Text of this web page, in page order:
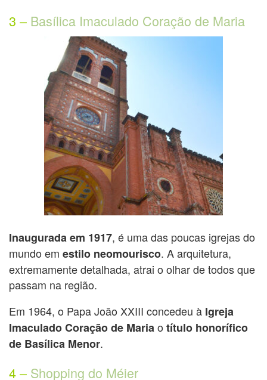
3 – Basílica Imaculado Coração de Maria
Inaugurada em 1917, é uma das poucas igrejas do
mundo em estilo neomourisco. A arquitetura,
extremamente detalhada, atrai o olhar de todos que
passam na região.
Em 1964, o Papa João XXIII concedeu à Igreja
Imaculado Coração de Mariao título honorífico
de Basílica Menor.
4 – Shopping do Méier